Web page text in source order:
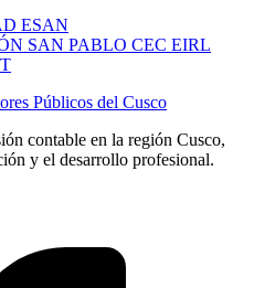
Públicos del Cusco
contable en la región Cusco,
y el desarrollo profesional.